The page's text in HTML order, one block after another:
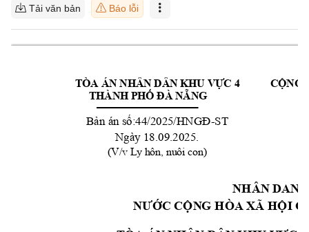
Tải văn bản Báo lỗi
TÒA ÁN NHÂN DÂN KHU VỰC 4
THÀNH PHỐ ĐÀ NẴNG
Bản án số:44/2025/HNGĐ-ST
Ngày 18.09.2025.
(V/v Ly hôn, nuôi con)
CỘNG
NHÂN
NƯỚC CỘNG HÒA XÃ HỘI C